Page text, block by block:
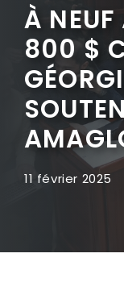
À NEUF
800 $
11 février 2025